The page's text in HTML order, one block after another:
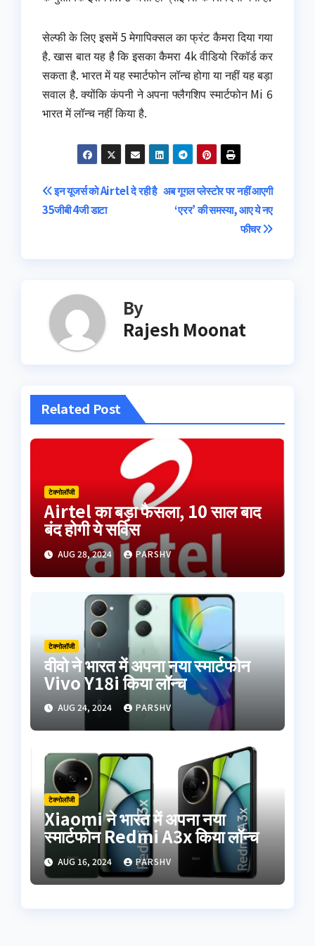
सेल्फी के लिए इसमें 5 मेगापिक्सल का फ्रंट कैमरा दिया गया
है. खास बात यह है कि इसका कैमरा 4k वीडियो रिकॉर्ड कर
सकता है. भारत में यह स्मार्टफोन लॉन्च होगा या नहीं यह बड़ा
सवाल है. क्योंकि कंपनी ने अपना फ्लैगशिप स्मार्टफोन Mi 6
भारत में लॉन्च नहीं किया है.
Post
navigation
अब गूगल प्लेस्टोर पर नहीं आएगी
‘एरर’ की समस्या, आए ये नए
फीचर
इन यूजर्स को Airtel दे रही है
35जीबी 4जी डाटा
By
Rajesh Moonat
Related Post
टेक्नोलॉजी
Airtel का बड़ा फैसला, 10 साल बाद
बंद होगी ये सर्विस
AUG 28, 2024 PARSHV
टेक्नोलॉजी
वीवो ने भारत में अपना नया स्मार्टफोन
Vivo Y18i किया लॉन्च
AUG 24, 2024 PARSHV
टेक्नोलॉजी
Xiaomi ने भारत में अपना नया
स्मार्टफोन Redmi A3x किया लॉन्च
AUG 16, 2024 PARSHV